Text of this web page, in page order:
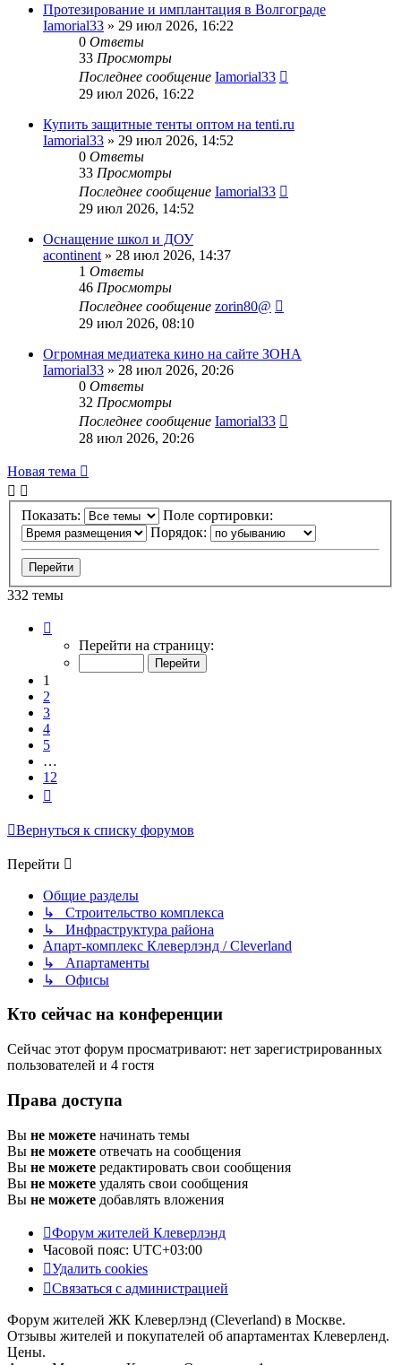
Протезирование и имплантация в Волгограде
Iamorial33 » 29 июл 2026, 16:22
0 Ответы
33 Просмотры
Последнее сообщение Iamorial33
29 июл 2026, 16:22
Купить защитные тенты оптом на tenti.ru
Iamorial33 » 29 июл 2026, 14:52
0 Ответы
33 Просмотры
Последнее сообщение Iamorial33
29 июл 2026, 14:52
Оснащение школ и ДОУ
acontinent » 28 июл 2026, 14:37
1 Ответы
46 Просмотры
Последнее сообщение zorin80@
29 июл 2026, 08:10
Огромная медиатека кино на сайте ЗОНА
Iamorial33 » 28 июл 2026, 20:26
0 Ответы
32 Просмотры
Последнее сообщение Iamorial33
28 июл 2026, 20:26
Новая тема
Показать:
Поле сортировки:
Порядок:
332 темы
Перейти на страницу:
1
2
3
4
5
…
12
Вернуться к списку форумов
Перейти
Общие разделы
↳ Строительство комплекса
↳ Инфраструктура района
Апарт-комплекс Клеверлэнд / Cleverland
↳ Апартаменты
↳ Офисы
Кто сейчас на конференции
Сейчас этот форум просматривают: нет зарегистрированных
пользователей и 4 гостя
Права доступа
Вы не можете начинать темы
Вы не можете отвечать на сообщения
Вы не можете редактировать свои сообщения
Вы не можете удалять свои сообщения
Вы не можете добавлять вложения
Форум жителей Клеверлэнд
Часовой пояс: UTC+03:00
Удалить cookies
Связаться с администрацией
Форум жителей ЖК Клеверлэнд (Cleverland) в Москве.
Отзывы жителей и покупателей об апартаментах Клеверленд.
Цены.